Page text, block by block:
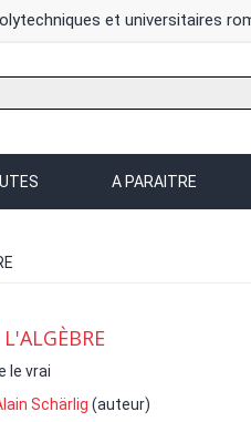
et universitaires
sur
site
A PARAITRE
le vrai
Schärlig (auteur)